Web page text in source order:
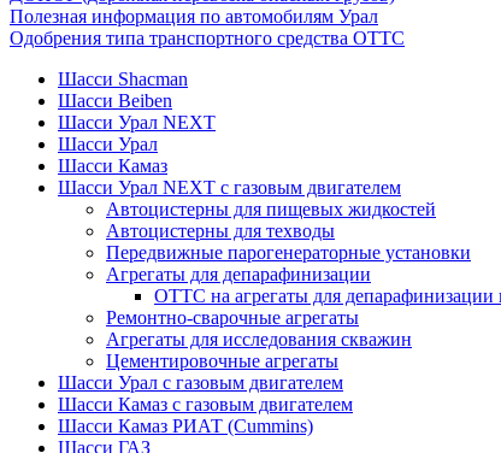
Полезная информация по автомобилям Урал
Одобрения типа транспортного средства ОТТС
Шасси Shacman
Шасси Beiben
Шасси Урал NEXT
Шасси Урал
Шасси Камаз
Шасси Урал NEXT с газовым двигателем
Автоцистерны для пищевых жидкостей
Автоцистерны для техводы
Передвижные парогенераторные установки
Агрегаты для депарафинизации
ОТТС на агрегаты для
Ремонтно-сварочные агрегаты
Агрегаты для исследования скважин
Цементировочные агрегаты
Шасси Урал с газовым двигателем
Шасси Камаз с газовым двигателем
Шасси Камаз РИАТ (Cummins)
Шасси ГАЗ